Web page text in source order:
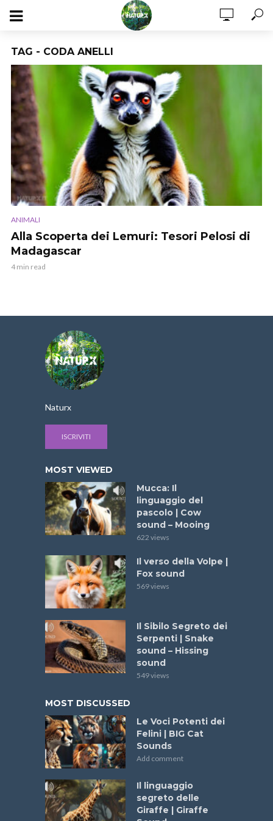
TAG - CODA ANELLI
ANIMALI
Alla Scoperta dei Lemuri: Tesori Pelosi di
Madagascar
4 min read
Naturx
ISCRIVITI
MOST VIEWED
Mucca: Il
linguaggio del
pascolo | Cow
sound – Mooing
622 views
Il verso della Volpe |
Fox sound
569 views
Il Sibilo Segreto dei
Serpenti | Snake
sound – Hissing
sound
549 views
MOST DISCUSSED
Le Voci Potenti dei
Felini | BIG Cat
Sounds
Add comment
Il linguaggio
segreto delle
Giraffe | Giraffe